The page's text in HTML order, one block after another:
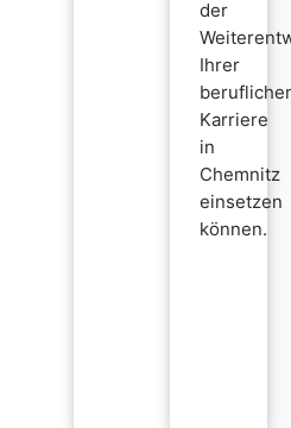
der
Ihrer
Karriere
in
Chemnitz
einsetzen
können.